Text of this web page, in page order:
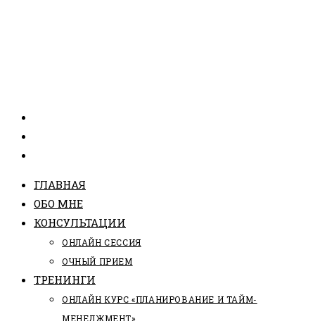
ГЛАВНАЯ
ОБО МНЕ
КОНСУЛЬТАЦИИ
ОНЛАЙН СЕССИЯ
ОЧНЫЙ ПРИЕМ
ТРЕНИНГИ
ОНЛАЙН КУРС «ПЛАНИРОВАНИЕ И ТАЙМ-
МЕНЕДЖМЕНТ»